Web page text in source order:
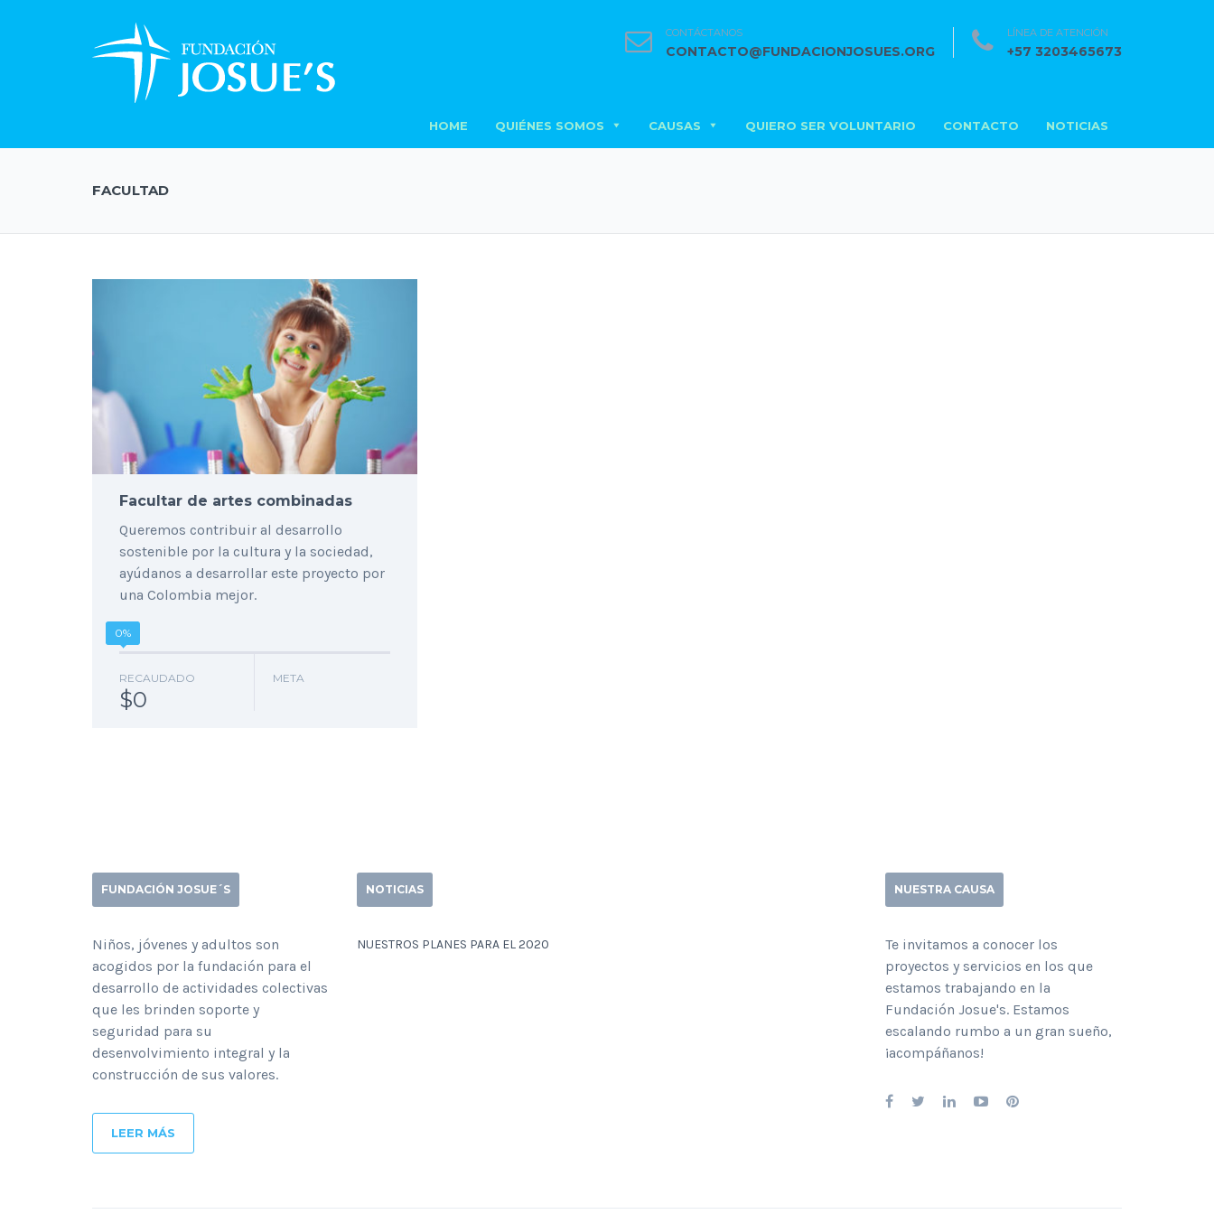
CONTÁCTANOS
CONTACTO@FUNDACIONJOSUES.ORG
LÍNEA DE ATENCIÓN
+57 3203465673
NOTICIAS
CONTACTO
QUIERO SER VOLUNTARIO
CAUSAS
QUIÉNES SOMOS
HOME
FACULTAD
Facultar de artes combinadas
Queremos contribuir al desarrollo
sostenible por la cultura y la sociedad,
ayúdanos a desarrollar este proyecto por
una Colombia mejor.
0%
RECAUDADO
$0
META
FUNDACIÓN JOSUE´S
Niños, jóvenes y adultos son
acogidos por la fundación para el
desarrollo de actividades colectivas
que les brinden soporte y
seguridad para su
desenvolvimiento integral y la
construcción de sus valores.
LEER MÁS
NOTICIAS
NUESTROS PLANES PARA EL 2020
NUESTRA CAUSA
Te invitamos a conocer los
proyectos y servicios en los que
estamos trabajando en la
Fundación Josue's. Estamos
escalando rumbo a un gran sueño,
¡acompáñanos!